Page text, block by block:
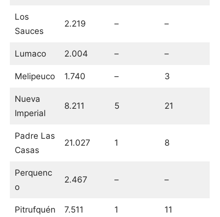
Los
Sauces
2.219 – –
Lumaco 2.004 – –
Melipeuco 1.740 – 3
Nueva
Imperial
8.211 5 21
Padre Las
Casas
21.027 1 8
Perquenc
o
2.467 – –
Pitrufquén 7.511 1 11